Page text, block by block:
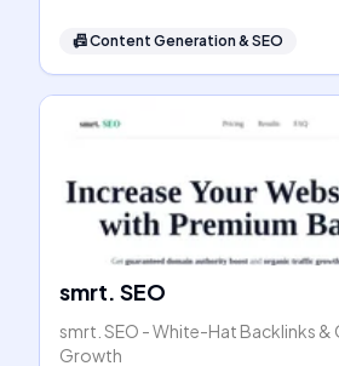
📠Content Generation & SEO
smrt. SEO
smrt. SEO - White-Hat Backlinks &
Growth